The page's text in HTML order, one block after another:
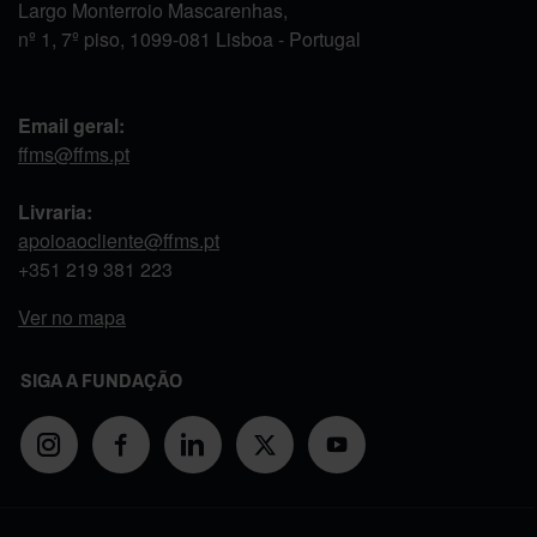
Largo Monterroio Mascarenhas,
nº 1, 7º piso, 1099-081 Lisboa - Portugal
Email geral:
ffms@ffms.pt
Livraria:
apoioaocliente@ffms.pt
+351 219 381 223
Ver no mapa
SIGA A FUNDAÇÃO